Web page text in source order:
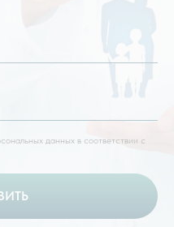
данных в соответствии с